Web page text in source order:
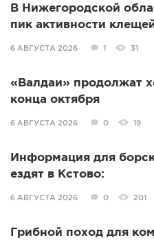
В Нижегородской
пик активности
6 АВГУСТА 2026 1 31
«Валдаи» продолжат
конца октября
6 АВГУСТА 2026 0 19
Информация для
ездят в Кстово:
6 АВГУСТА 2026 0 201
Грибной поход для